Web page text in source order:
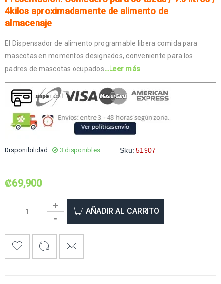
4kilos aproximadamente de alimento de
almacenaje
El Dispensador de alimento programable libera comida para
mascotas en momentos designados, conveniente para los
padres de mascotas ocupados…Leer más
Disponibilidad: 3 disponibles Sku: 51907
₡69,900
AÑADIR AL CARRITO